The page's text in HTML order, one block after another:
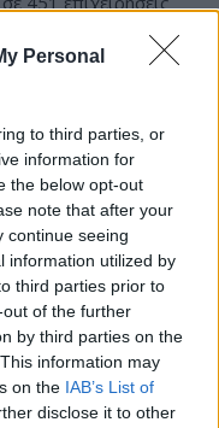
Personal
to third parties, or
information for
the below opt-out
note that after your
continue seeing
information utilized by
third parties prior to
of the further
by third parties on the
information may
on the IAB’s List of
disclose it to other
εισφορών
φέρνει νέα γενιά
για τα υβριδικά